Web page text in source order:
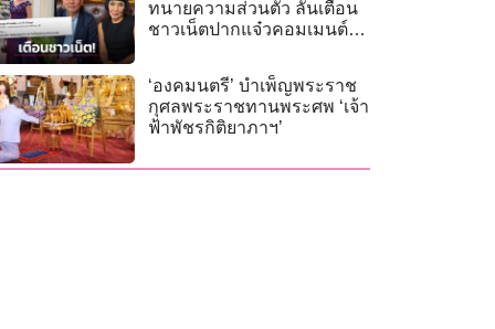
ทนายความส่วนตัว ลั่นเตือน
ชาวเน็ตปากแจ๋วคอมเมนต์
‘องคมนตรี’ บำเพ็ญพระราช
กุศลพระราชทานพระศพ ‘เจ้า
ฟ้าพัชรกิติยาภาฯ’